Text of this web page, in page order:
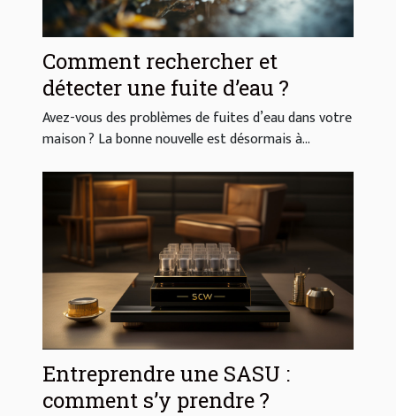
Comment rechercher et
détecter une fuite d’eau ?
Avez-vous des problèmes de fuites d’eau dans votre
maison ? La bonne nouvelle est désormais à...
Entreprendre une SASU :
comment s’y prendre ?